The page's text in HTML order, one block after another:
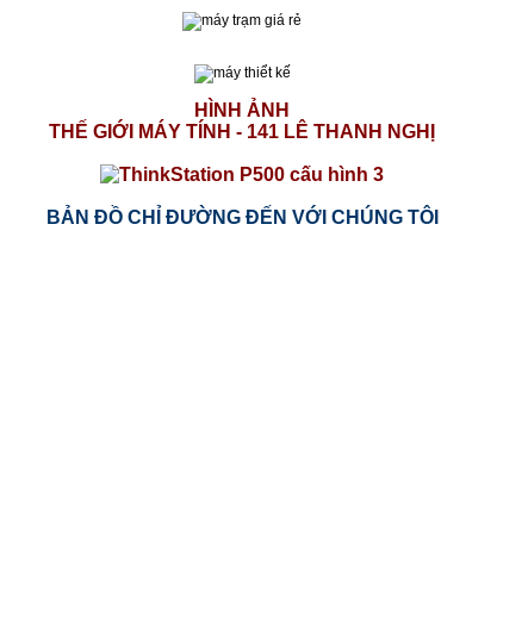
HÌNH ẢNH
THẾ GIỚI MÁY TÍNH - 141 LÊ THANH NGHỊ
BẢN ĐỒ CHỈ ĐƯỜNG ĐẾN VỚI CHÚNG TÔI